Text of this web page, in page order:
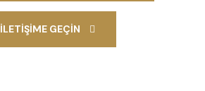
İLETIŞIME GEÇIN